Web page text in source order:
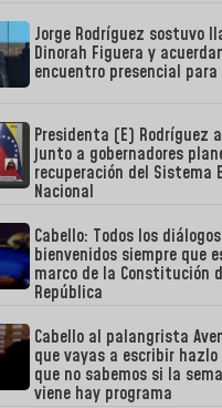
Jorge Rodríguez sostuvo
Dinorah Figuera y
encuentro presencial
Presidenta (E) Rodríguez
junto a gobernadores
recuperación del Sistema
Nacional
Cabello: Todos los
bienvenidos siempre que
marco de la Constitución
República
Cabello al palangrista
que vayas a escribir hazlo
que no sabemos si la
viene hay programa